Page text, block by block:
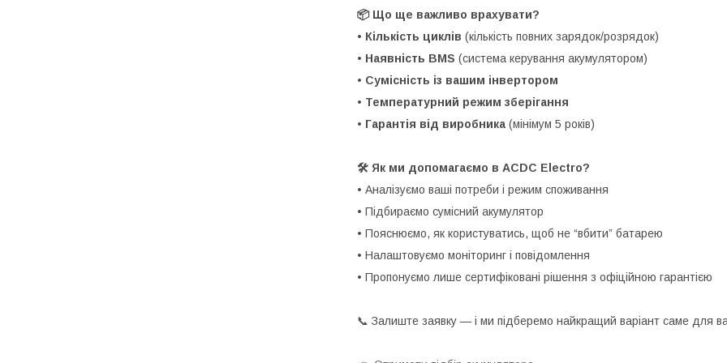
📦 Що ще важливо врахувати?
• Кількість циклів (кількість повних зарядок/розрядок)
• Наявність BMS (система керування акумулятором)
• Сумісність із вашим інвертором
• Температурний режим зберігання
• Гарантія від виробника (мінімум 5 років)
🛠️ Як ми допомагаємо в ACDC Electro?
• Аналізуємо ваші потреби і режим споживання
• Підбираємо сумісний акумулятор
• Пояснюємо, як користуватись, щоб не “вбити” батарею
• Налаштовуємо моніторинг і повідомлення
• Пропонуємо лише сертифіковані рішення з офіційною гарантією
📞 Залиште заявку — і ми підберемо найкращий варіант саме для